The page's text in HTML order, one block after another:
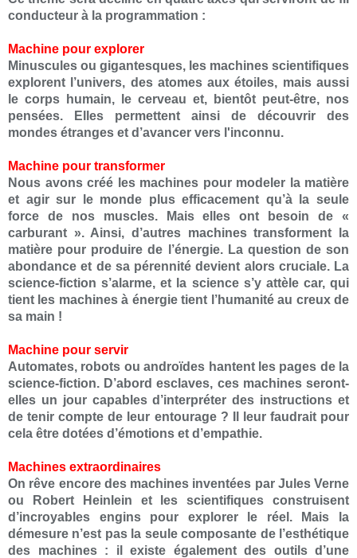
conducteur à la programmation :
Machine pour explorer
Minuscules ou gigantesques, les machines scientifiques
explorent l’univers, des atomes aux étoiles, mais aussi
le corps humain, le cerveau et, bientôt peut-être, nos
pensées. Elles permettent ainsi de découvrir des
mondes étranges et d’avancer vers l'inconnu.
Machine pour transformer
Nous avons créé les machines pour modeler la matière
et agir sur le monde plus efficacement qu’à la seule
force de nos muscles. Mais elles ont besoin de «
carburant ». Ainsi, d’autres machines transforment la
matière pour produire de l’énergie. La question de son
abondance et de sa pérennité devient alors cruciale. La
science-fiction s’alarme, et la science s’y attèle car, qui
tient les machines à énergie tient l’humanité au creux de
sa main !
Machine pour servir
Automates, robots ou androïdes hantent les pages de la
science-fiction. D’abord esclaves, ces machines seront-
elles un jour capables d’interpréter des instructions et
de tenir compte de leur entourage ? Il leur faudrait pour
cela être dotées d’émotions et d’empathie.
Machines extraordinaires
On rêve encore des machines inventées par Jules Verne
ou Robert Heinlein et les scientifiques construisent
d’incroyables engins pour explorer le réel. Mais la
démesure n’est pas la seule composante de l’esthétique
des machines : il existe également des outils d’une